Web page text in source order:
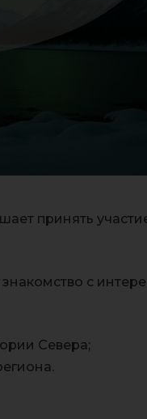
принять
с
Севера;